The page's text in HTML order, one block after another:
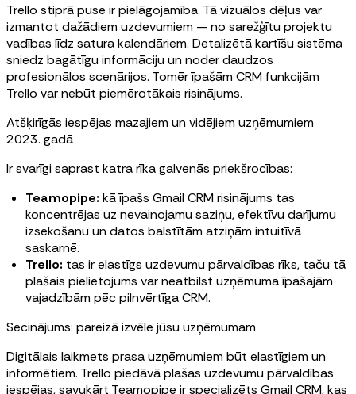
Trello stiprā puse ir pielāgojamība. Tā vizuālos dēļus var
izmantot dažādiem uzdevumiem — no sarežģītu projektu
vadības līdz satura kalendāriem. Detalizētā kartīšu sistēma
sniedz bagātīgu informāciju un noder daudzos
profesionālos scenārijos. Tomēr īpašām CRM funkcijām
Trello var nebūt piemērotākais risinājums.
Atšķirīgās iespējas mazajiem un vidējiem uzņēmumiem
2023. gadā
Ir svarīgi saprast katra rīka galvenās priekšrocības:
Teamopipe: kā īpašs Gmail CRM risinājums tas
koncentrējas uz nevainojamu saziņu, efektīvu darījumu
izsekošanu un datos balstītām atziņām intuitīvā
saskarnē.
Trello: tas ir elastīgs uzdevumu pārvaldības rīks, taču tā
plašais pielietojums var neatbilst uzņēmuma īpašajām
vajadzībām pēc pilnvērtīga CRM.
Secinājums: pareizā izvēle jūsu uzņēmumam
Digitālais laikmets prasa uzņēmumiem būt elastīgiem un
informētiem. Trello piedāvā plašas uzdevumu pārvaldības
iespējas, savukārt Teamopipe ir specializēts Gmail CRM, kas